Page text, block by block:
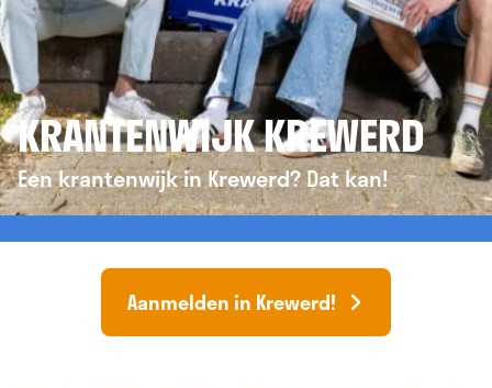
KRANTENWIJK KREWERD
Een krantenwijk in Krewerd? Dat kan!
Aanmelden in Krewerd!